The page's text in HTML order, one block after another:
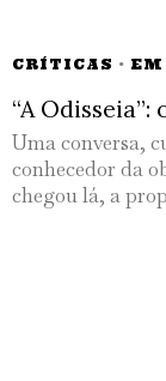
CRÍTICAS · EM
“A
Uma conversa,
conhecedor da
chegou lá, a